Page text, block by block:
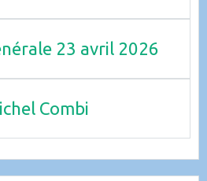
23 avril 2026
Combi